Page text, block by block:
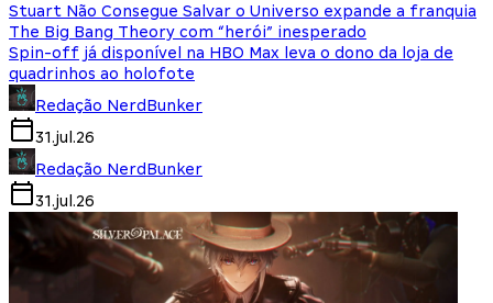
Stuart Não Consegue Salvar o Universo expande a franquia
The Big Bang Theory com “herói” inesperado
Spin-off já disponível na HBO Max leva o dono da loja de
quadrinhos ao holofote
Redação NerdBunker
31.jul.26
Redação NerdBunker
31.jul.26